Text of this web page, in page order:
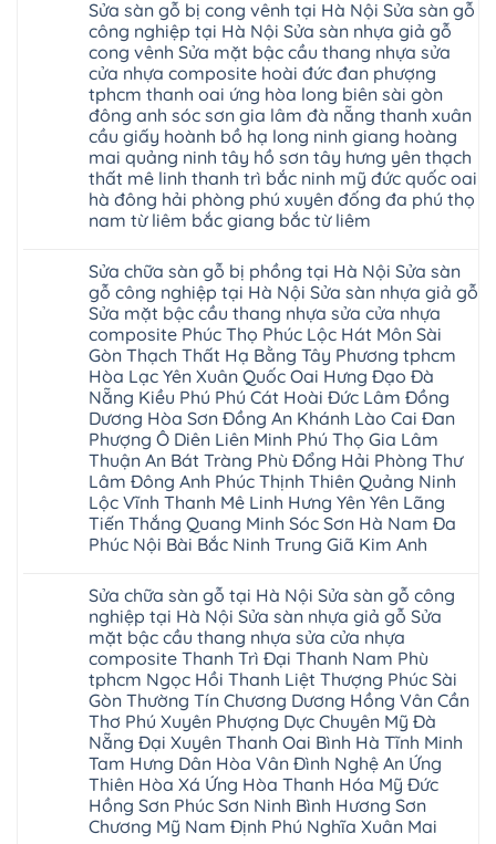
4mm
6mm
8mm
10mm
12mm
tại
nhà
Ziccos
Flortex
Wilson
black
Hobi
wood
Glotex
Kosmos
Hobi
wood
đế
cao
su
IXPE
Hưng
Yên
Sài
Gòn
Ân
Thi
Hoàng
Mai
Mỹ
Hào
Tiên
Lữ
Từ
Liêm
Phù
Cừ
Thanh
Xuân
Kim
Động
Văn
Giang
Cầu
Giấy
Văn
Lâm
tphcm
Khoái
Châu
chữa
Sửa
sàn
nhựa
giả
gỗ
hèm
khóa
giá
rẻ
4mm
6mm
8mm
10mm
12mm
chịu
nhà
hà
nội
Ziccos
Flortex
Wilson
black
Hobi
wood
Glotex
Kosmos
Hobi
wood
Charm
wood
đế
cao
su
IXPE
Phú
Trì
Thanh
Xuân
Đoan
Hùng
Thanh
Ba
Cầu
Giấy
Hạ
Hòa
Cẩm
Khê
Tây
Hồ
Yên
Lập
Thanh
bình
luận
ở
Sửa
sàn
gỗ
bị
ngấm
nước
tại
Hà
Nội
Sửa
sàn
công
Hà
Nội
Sửa
sàn
giả
gỗ
cong
vênh
Sửa
mặt
bậc
cầu
thang
nhựa
sửa
cửa
nhựa
composite
tpHCM
Hoài
Đức
Bình
Dương
Thủ
Đức
Thanh
Xuân
Thái
Nguyên
Phú
Thọ
Bắc
Giang
Long
Biên
Hải
Dương
Sửa sàn gỗ bị cong vênh tại Hà Nội Sửa sàn gỗ
công nghiệp tại Hà Nội Sửa sàn nhựa giả gỗ
cong vênh Sửa mặt bậc cầu thang nhựa sửa
cửa nhựa composite hoài đức đan phượng
tphcm thanh oai ứng hòa long biên sài gòn
đông anh sóc sơn gia lâm đà nẵng thanh xuân
cầu giấy hoành bồ hạ long ninh giang hoàng
mai quảng ninh tây hồ sơn tây hưng yên thạch
thất mê linh thanh trì bắc ninh mỹ đức quốc oai
hà đông hải phòng phú xuyên đống đa phú thọ
nam từ liêm bắc giang bắc từ liêm
bình
luận
ở
Sửa
sàn
gỗ
bị
cong
vênh
tại
Hà
Nội
Sửa
sàn
gỗ
công
nghiệp
tại
Hà
Nội
nhựa
giả
gỗ
cong
vênh
Sửa
mặt
bậc
cầu
thang
nhựa
sửa
cửa
nhựa
composite
hoài
đức
đan
Sửa chữa sàn gỗ bị phồng tại Hà Nội Sửa sàn
gỗ công nghiệp tại Hà Nội Sửa sàn nhựa giả gỗ
Sửa mặt bậc cầu thang nhựa sửa cửa nhựa
composite Phúc Thọ Phúc Lộc Hát Môn Sài
Gòn Thạch Thất Hạ Bằng Tây Phương tphcm
Hòa Lạc Yên Xuân Quốc Oai Hưng Đạo Đà
Nẵng Kiều Phú Phú Cát Hoài Đức Lâm Đồng
Dương Hòa Sơn Đồng An Khánh Lào Cai Đan
Phượng Ô Diên Liên Minh Phú Thọ Gia Lâm
Thuận An Bát Tràng Phù Đổng Hải Phòng Thư
Lâm Đông Anh Phúc Thịnh Thiên Quảng Ninh
Lộc Vĩnh Thanh Mê Linh Hưng Yên Yên Lãng
Tiến Thắng Quang Minh Sóc Sơn Hà Nam Đa
Phúc Nội Bài Bắc Ninh Trung Giã Kim Anh
bình
luận
ở
Sửa
chữa
sàn
gỗ
bị
phồng
tại
Hà
Nội
Sửa
sàn
gỗ
công
nghiệp
Sửa chữa sàn gỗ tại Hà Nội Sửa sàn gỗ công
nghiệp tại Hà Nội Sửa sàn nhựa giả gỗ Sửa
mặt bậc cầu thang nhựa sửa cửa nhựa
composite Thanh Trì Đại Thanh Nam Phù
tphcm Ngọc Hồi Thanh Liệt Thượng Phúc Sài
Gòn Thường Tín Chương Dương Hồng Vân Cần
Thơ Phú Xuyên Phượng Dực Chuyên Mỹ Đà
Nẵng Đại Xuyên Thanh Oai Bình Hà Tĩnh Minh
Tam Hưng Dân Hòa Vân Đình Nghệ An Ứng
Thiên Hòa Xá Ứng Hòa Thanh Hóa Mỹ Đức
Hồng Sơn Phúc Sơn Ninh Bình Hương Sơn
Chương Mỹ Nam Định Phú Nghĩa Xuân Mai